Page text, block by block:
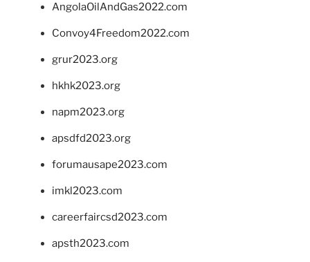
AngolaOilAndGas2022.com
Convoy4Freedom2022.com
grur2023.org
hkhk2023.org
napm2023.org
apsdfd2023.org
forumausape2023.com
imkl2023.com
careerfaircsd2023.com
apsth2023.com